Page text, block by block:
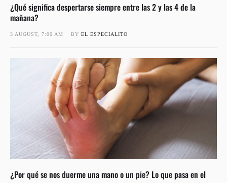
¿Qué significa despertarse siempre entre las 2 y las 4 de la
mañana?
3 AUGUST, 7:00 AM BY EL ESPECIALITO
¿Por qué se nos duerme una mano o un pie? Lo que pasa en el